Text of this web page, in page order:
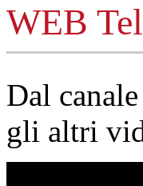
WEB
Dal
gli altri